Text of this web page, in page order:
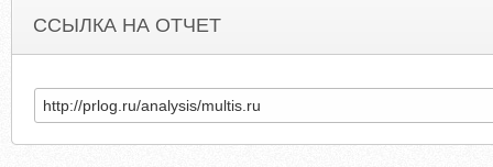
ССЫЛКА НА ОТЧЕТ